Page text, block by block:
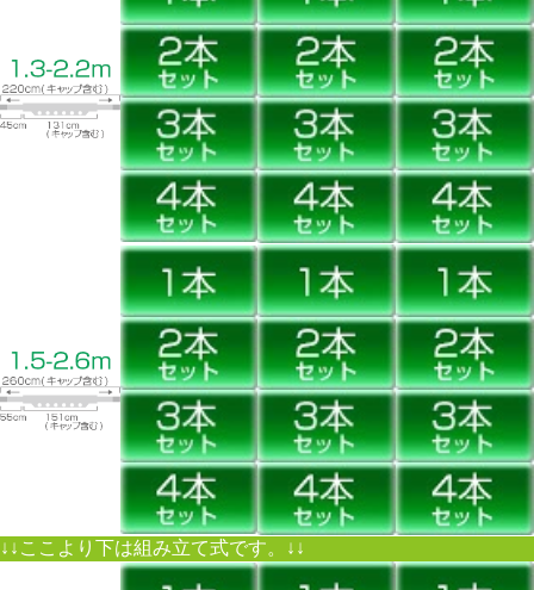
↓↓ここより下は組み立て式です。↓↓